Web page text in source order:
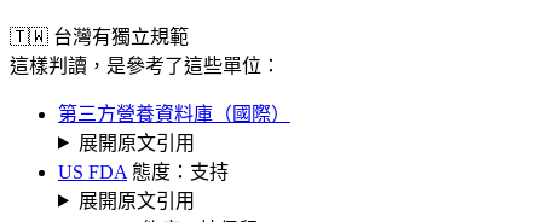
🇹🇼 台灣有獨立規範
這樣判讀，是參考了這些單位：
第三方營養資料庫（國際）
展開原文引用
US FDA 態度：支持
展開原文引用